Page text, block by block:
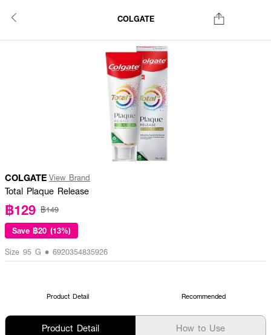
COLGATE
COLGATE View Brand
Total Plaque Release
฿129 ฿149
Save ฿20 (13%)
Size 95 G • 6920354835926
Product Detail Recommended
Product Detail How to Use